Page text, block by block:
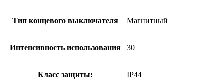
Тип концевого выключателя Магнитный
Интенсивность использования 30
Класс защиты: IP44